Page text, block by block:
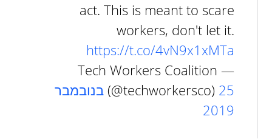
act. This is meant to scare
workers, don't let it.
https://t.co/4vN9x1xMTa
— Tech Workers Coalition
(@techworkersco) 25 בנובמבר
2019